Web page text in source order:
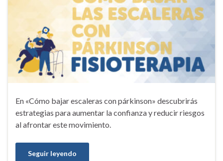
En «Cómo bajar escaleras con párkinson» descubrirás
estrategias para aumentar la confianza y reducir riesgos
al afrontar este movimiento.
Seguir leyendo